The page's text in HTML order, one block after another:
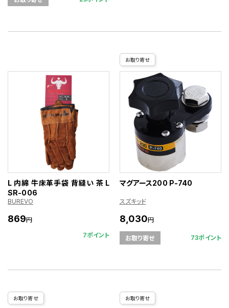
L 内綿 牛床革手袋 背縫い 茶 L
SR-006
BUREVO
869円
7ポイント
お取り寄せ
マグアース200 P-740
スズキッド
8,030円
お取り寄せ 73ポイント
お取り寄せ お取り寄せ